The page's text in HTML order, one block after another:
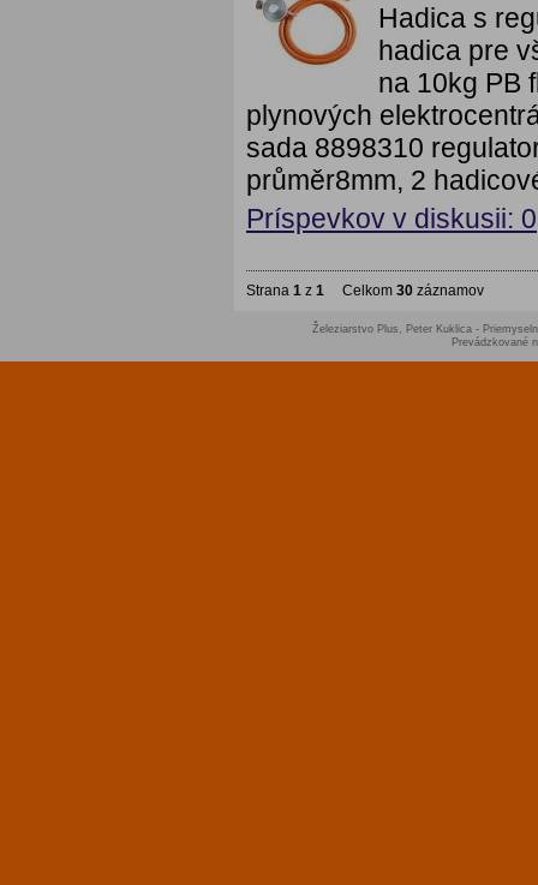
Hadica s
hadica pre
na 10kg PB
plynových
sada 8898310
průměr8mm, 2
Príspevkov v diskusii: 0
Strana 1 z 1 Celkom 30 záznamov
Železiarstvo Plus, Peter Kuklica -
Prevádzkované